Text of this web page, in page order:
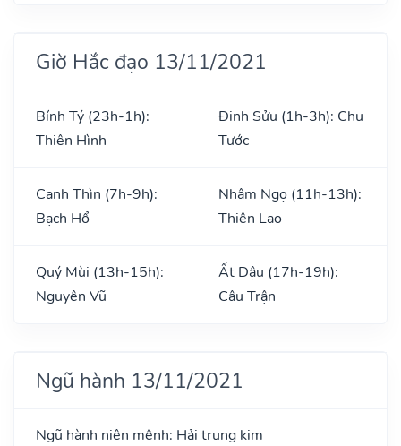
Giờ Hắc đạo 13/11/2021
Bính Tý (23h-1h):
Thiên Hình
Đinh Sửu (1h-3h): Chu
Tước
Canh Thìn (7h-9h):
Bạch Hổ
Nhâm Ngọ (11h-13h):
Thiên Lao
Quý Mùi (13h-15h):
Nguyên Vũ
Ất Dậu (17h-19h):
Câu Trận
Ngũ hành 13/11/2021
Ngũ hành niên mệnh: Hải trung kim